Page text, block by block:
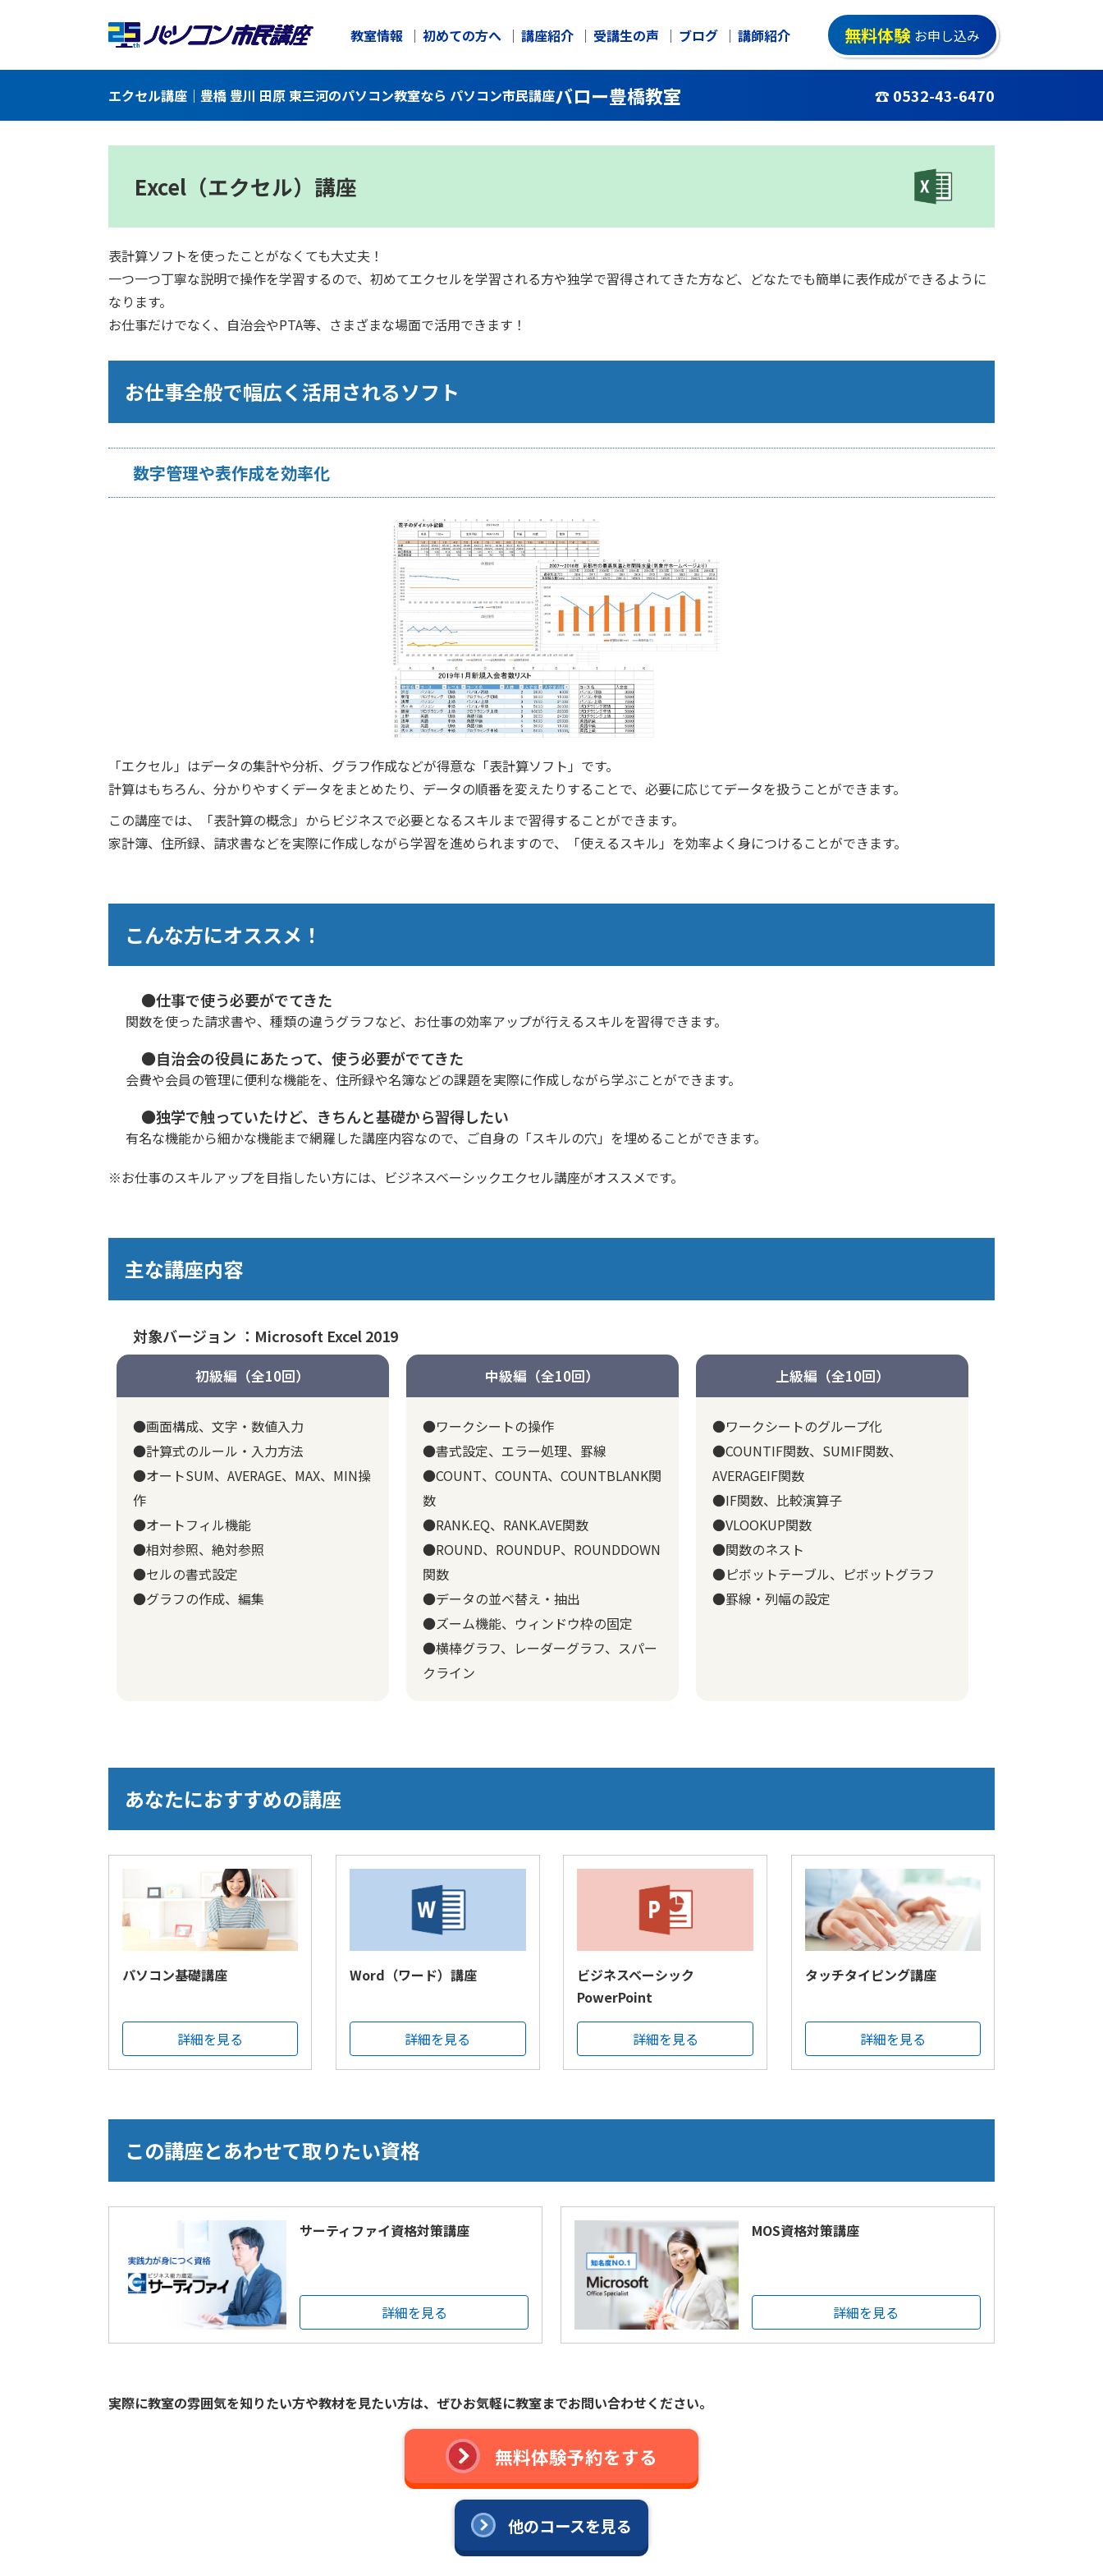
教室情報 初めての方へ 講座紹介 受講生の声 ブログ 講師紹介 無料体験 お申し込み
エクセル講座｜豊橋 豊川 田原 東三河のパソコン教室なら パソコン市民講座バロー豊橋教室 ☎ 0532-43-6470
Excel（エクセル）講座
表計算ソフトを使ったことがなくても大丈夫！
一つ一つ丁寧な説明で操作を学習するので、初めてエクセルを学習される方や独学で習得されてきた方など、どなたでも簡単に表作成ができるように
なります。
お仕事だけでなく、自治会やPTA等、さまざまな場面で活用できます！
お仕事全般で幅広く活用されるソフト
数字管理や表作成を効率化
「エクセル」はデータの集計や分析、グラフ作成などが得意な「表計算ソフト」です。
計算はもちろん、分かりやすくデータをまとめたり、データの順番を変えたりすることで、必要に応じてデータを扱うことができます。
この講座では、「表計算の概念」からビジネスで必要となるスキルまで習得することができます。
家計簿、住所録、請求書などを実際に作成しながら学習を進められますので、「使えるスキル」を効率よく身につけることができます。
こんな方にオススメ！
●仕事で使う必要がでてきた
関数を使った請求書や、種類の違うグラフなど、お仕事の効率アップが行えるスキルを習得できます。
●自治会の役員にあたって、使う必要がでてきた
会費や会員の管理に便利な機能を、住所録や名簿などの課題を実際に作成しながら学ぶことができます。
●独学で触っていたけど、きちんと基礎から習得したい
有名な機能から細かな機能まで網羅した講座内容なので、ご自身の「スキルの穴」を埋めることができます。
※お仕事のスキルアップを目指したい方には、 ビジネスベーシックエクセル講座がオススメです。
主な講座内容
対象バージョン ：Microsoft Excel 2019
初級編（全10回）
●画面構成、文字・数値入力
●計算式のルール・入力方法
●オートSUM、AVERAGE、MAX、MIN操
作
●オートフィル機能
●相対参照、絶対参照
●セルの書式設定
●グラフの作成、編集
中級編（全10回）
●ワークシートの操作
●書式設定、エラー処理、罫線
●COUNT、COUNTA、COUNTBLANK関
数
●RANK.EQ、RANK.AVE関数
●ROUND、ROUNDUP、ROUNDDOWN
関数
●データの並べ替え・抽出
●ズーム機能、ウィンドウ枠の固定
●横棒グラフ、レーダーグラフ、スパー
クライン
上級編（全10回）
●ワークシートのグループ化
●COUNTIF関数、SUMIF関数、
AVERAGEIF関数
●IF関数、比較演算子
●VLOOKUP関数
●関数のネスト
●ピボットテーブル、ピボットグラフ
●罫線・列幅の設定
あなたにおすすめの講座
パソコン基礎講座
詳細を見る
Word（ワード）講座
詳細を見る
ビジネスベーシック
PowerPoint
詳細を見る
タッチタイピング講座
詳細を見る
この講座とあわせて取りたい資格
サーティファイ資格対策講座
詳細を見る
MOS資格対策講座
詳細を見る
実際に教室の雰囲気を知りたい方や教材を見たい方は、ぜひお気軽に教室までお問い合わせください。
無料体験予約をする
他のコースを見る